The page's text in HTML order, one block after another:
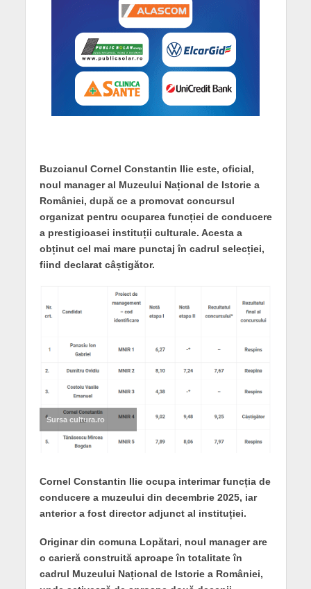
Buzoianul Cornel Constantin Ilie este, oficial,
noul manager al Muzeului Național de Istorie a
României, după ce a promovat concursul
organizat pentru ocuparea funcției de conducere
a prestigioasei instituții culturale. Acesta a
obținut cel mai mare punctaj în cadrul selecției,
fiind declarat câștigător.
Sursa cultura.ro
Cornel Constantin Ilie ocupa interimar funcția de
conducere a muzeului din decembrie 2025, iar
anterior a fost director adjunct al instituției.
Originar din comuna Lopătari, noul manager are
o carieră construită aproape în totalitate în
cadrul Muzeului Național de Istorie a României,